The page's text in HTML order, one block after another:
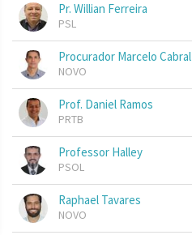
Pr. Willian Ferreira
PSL
Procurador Marcelo Cabral
NOVO
Prof. Daniel Ramos
PRTB
Professor Halley
PSOL
Raphael Tavares
NOVO